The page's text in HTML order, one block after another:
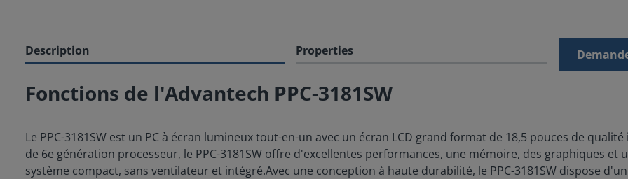
Description Properties
Fonctions de l'Advantech PPC-3181SW
Le PPC-3181SW est un PC à écran lumineux tout-en-un avec un écran LCD grand format de 18,5 pouces de
de 6e génération processeur, le PPC-3181SW offre d'excellentes performances, une mémoire, des graphiques et
système compact, sans ventilateur et intégré.Avec une conception à haute durabilité, le PPC-3181SW dispose